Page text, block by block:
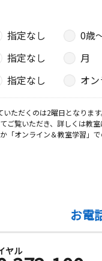
指定なし 0歳
指定なし 月
指定なし オ
ただくのは2曜日となります
覧いただき、詳しくは教
オンライン＆教室学習」
お電
ヤル